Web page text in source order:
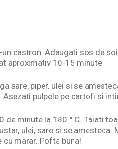
castron. Adaugati sos de
aproximativ 10-15 minute.
sare, piper, ulei si se
pulpele pe cartofi si
minute la 180 ° C. Taiati
ulei, sare si se amesteca.
marar. Pofta buna!